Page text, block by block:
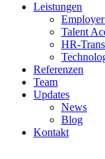
Leistungen
Talent
HR-
Referenzen
Team
Updates
News
Blog
Kontakt